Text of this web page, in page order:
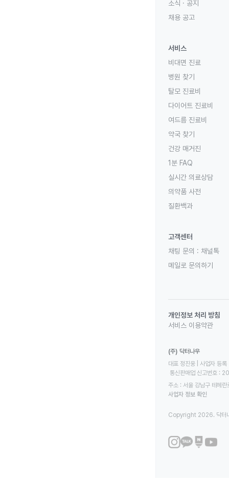
소식 · 공지
채용 공고
서비스
비대면 진료
병원 찾기
탈모 진료비
다이어트 진료비
여드름 진료비
약국 찾기
건강 매거진
1분 FAQ
실시간 의료상담
의약품 사전
질환백과
고객센터
채팅 문의 : 채널톡
메일로 문의하기
개인정보 처리 방침
서비스 이용약관
(주) 닥터나우
대표 정진웅 | 사업자
통신판매업 신고번호
주소 : 서울 강남구 테헤
사업자 정보 확인
Copyright 2026. 닥터